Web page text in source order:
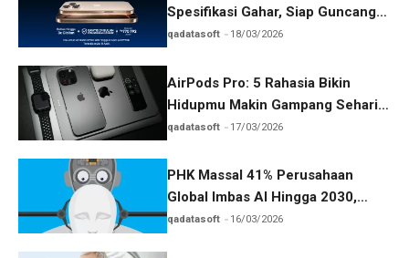
Spesifikasi Gahar, Siap Guncang
Pasar!
qadatasoft 18/03/2026
AirPods Pro: 5 Rahasia Bikin
Hidupmu Makin Gampang Sehari-
hari
qadatasoft 17/03/2026
PHK Massal 41% Perusahaan
Global Imbas AI Hingga 2030,
Benarkah?
qadatasoft 16/03/2026